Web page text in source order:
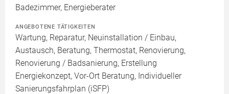
Badezimmer, Energieberater
ANGEBOTENE TÄTIGKEITEN
Wartung, Reparatur, Neuinstallation / Einbau,
Austausch, Beratung, Thermostat, Renovierung,
Renovierung / Badsanierung, Erstellung
Energiekonzept, Vor-Ort Beratung, Individueller
Sanierungsfahrplan (iSFP)